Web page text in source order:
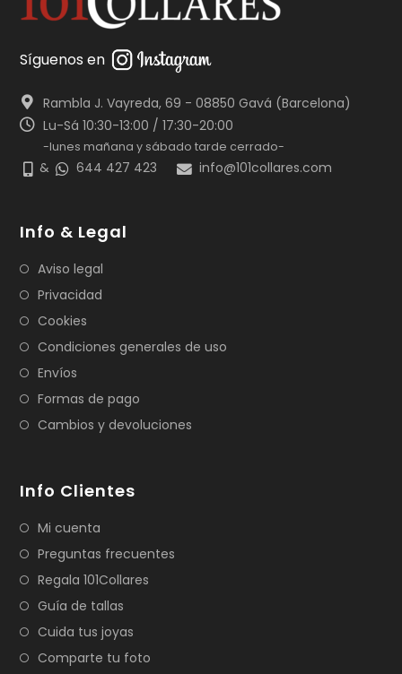
Síguenos en
Rambla J. Vayreda, 69 - 08850 Gavá (Barcelona)
Lu-Sá 10:30-13:00 / 17:30-20:00
-lunes mañana y sábado tarde cerrado-
& 644 427 423 info@101collares.com
Info & Legal
Aviso legal
Privacidad
Cookies
Condiciones generales de uso
Envíos
Formas de pago
Cambios y devoluciones
Info Clientes
Mi cuenta
Preguntas frecuentes
Regala 101Collares
Guía de tallas
Cuida tus joyas
Comparte tu foto